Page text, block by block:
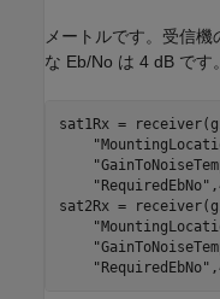
メートルです。受信
な Eb/No は 4 dB です。
sat1Rx =
"RequiredEbNo"
sat2Rx =
"RequiredEbNo"